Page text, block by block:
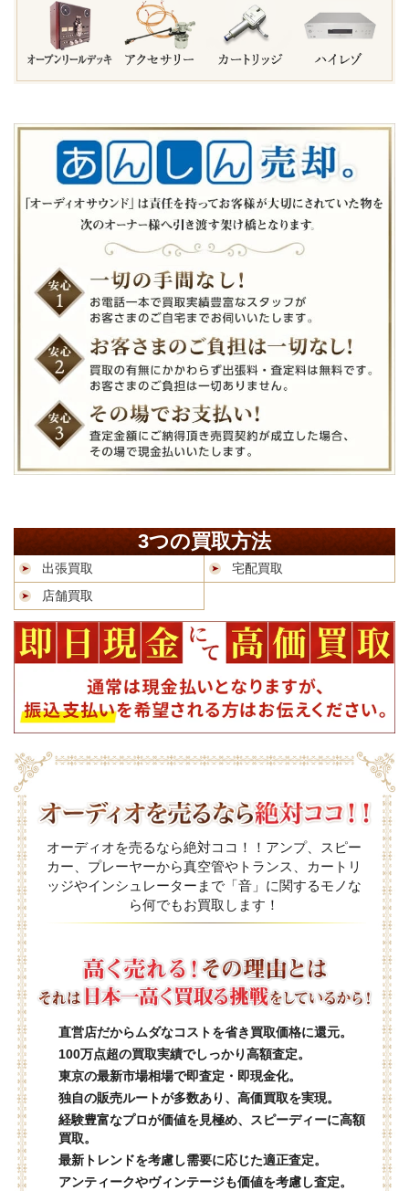
3つの買取方法
出張買取
宅配買取
店舗買取
オーディオを売るなら絶対ココ！！アンプ、スピー
カー、プレーヤーから真空管やトランス、カートリ
ッジやインシュレーターまで「音」に関するモノな
ら何でもお買取します！
直営店だからムダなコストを省き買取価格に還元。
100万点超の買取実績でしっかり高額査定。
東京の最新市場相場で即査定・即現金化。
独自の販売ルートが多数あり、高価買取を実現。
経験豊富なプロが価値を見極め、スピーディーに高額
買取。
最新トレンドを考慮し需要に応じた適正査定。
アンティークやヴィンテージも価値を考慮し査定。